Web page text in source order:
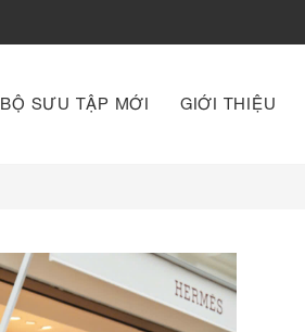
BỘ SƯU TẬP MỚI GIỚI THIỆU